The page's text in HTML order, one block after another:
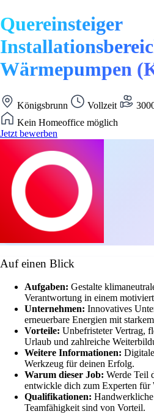
Quereinsteiger
Wärmepumpen
Königsbrunn Vollzeit
Kein Homeoffice möglich
Jetzt bewerben
Auf einen Blick
Aufgaben: Gestalte
Verantwortung in einem
Unternehmen: Innovatives
erneuerbare Energien mit
Vorteile: Unbefristeter Vertrag,
Urlaub und zahlreiche
Weitere Informationen:
Werkzeug für deinen Erfolg.
Warum dieser Job: Werde Teil
entwickle dich zum Experten für
Qualifikationen:
Teamfähigkeit sind von Vorteil.